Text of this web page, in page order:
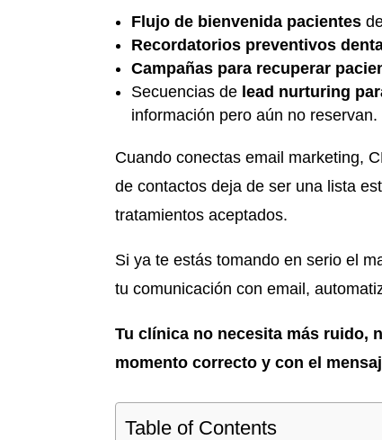
Flujo de bienvenida pacientes
Recordatorios preventivos
Campañas para recuperar
Secuencias de lead nurturing
información pero aún no reservan.
Cuando conectas email marketing,
de contactos deja de ser una lista
tratamientos aceptados.
Si ya te estás tomando en serio el
tu comunicación con email,
Tu clínica no necesita más ruido,
momento correcto y con el
Table of Contents